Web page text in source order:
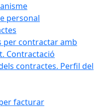
personal
per contractar amb
Contractació
contractes. Perfil del
facturar